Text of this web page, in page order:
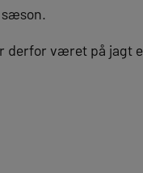
derfor været på jagt